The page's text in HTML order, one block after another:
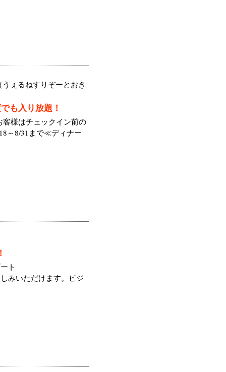
（うぇるねすりぞーとおき
も入り放題！
客様はチェックイン前の
～8/31まで≪ディナー
ト
みいただけます。ビジ